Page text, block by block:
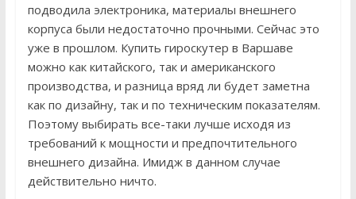
подводила электроника, материалы внешнего
корпуса были недостаточно прочными. Сейчас это
уже в прошлом. Купить гироскутер в Варшаве
можно как китайского, так и американского
производства, и разница вряд ли будет заметна
как по дизайну, так и по техническим показателям.
Поэтому выбирать все-таки лучше исходя из
требований к мощности и предпочтительного
внешнего дизайна. Имидж в данном случае
действительно ничто.